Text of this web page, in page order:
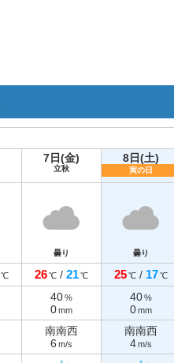
7日(金)
立秋
8日(土)
寅の日
曇り 曇り
℃ 26℃ / 21℃ 25℃ / 17℃
40%
0mm
40%
0mm
南南西
6 m/s
南南西
4m/s